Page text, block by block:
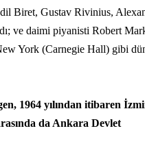
Biret, Gustav Rivinius,
ve daimi piyanisti Robert
York (Carnegie Hall) gibi
1964 yılından itibaren
da Ankara Devlet